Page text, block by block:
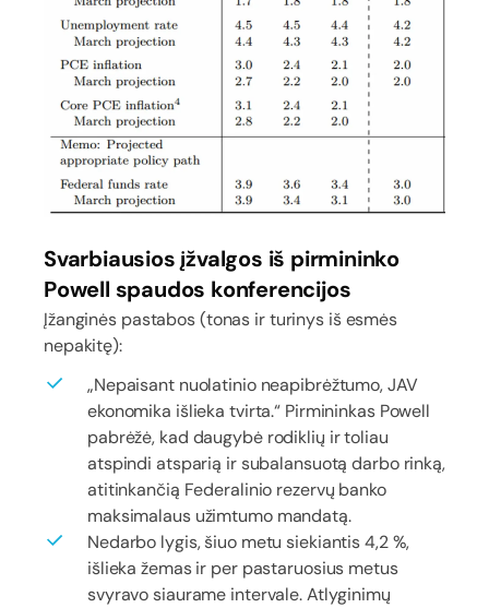
Svarbiausios įžvalgos iš pirmininko
Powell spaudos konferencijos
Įžanginės pastabos (tonas ir turinys iš esmės
nepakitę):
„Nepaisant nuolatinio neapibrėžtumo, JAV
ekonomika išlieka tvirta.“ Pirmininkas Powell
pabrėžė, kad daugybė rodiklių ir toliau
atspindi atsparią ir subalansuotą darbo rinką,
atitinkančią Federalinio rezervų banko
maksimalaus užimtumo mandatą.
Nedarbo lygis, šiuo metu siekiantis 4,2 %,
išlieka žemas ir per pastaruosius metus
svyravo siaurame intervale. Atlyginimų